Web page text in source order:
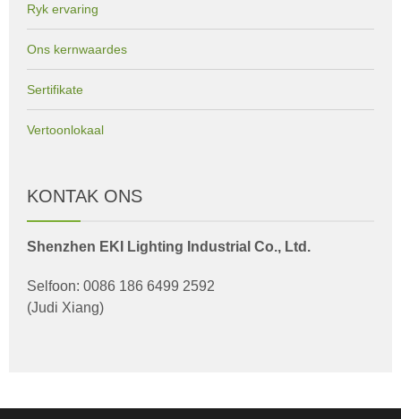
Ryk ervaring
Ons kernwaardes
Sertifikate
Vertoonlokaal
KONTAK ONS
Shenzhen EKI Lighting Industrial Co., Ltd.
Selfoon: 0086 186 6499 2592
(Judi Xiang)